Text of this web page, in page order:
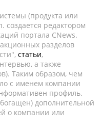
(продукта или
создается редактором
портала CNews.
разделов
статьи,
а также
Таким образом, чем
с именем компании
профиль.
дополнительной
о компании или